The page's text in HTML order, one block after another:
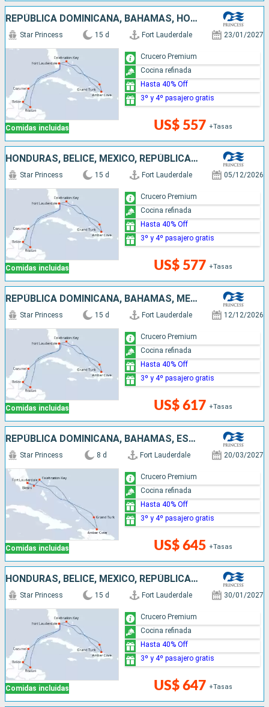
REPÚBLICA DOMINICANA, BAHAMAS, HONDURAS, BELICE, MÉXICO, ESTADOS UNIDOS
Comidas incluidas
Star Princess 15 d Fort Lauderdale 23/01/2027
US$ 557 +Tasas
Crucero Premium
Cocina refinada
Hasta 40% Off
3º y 4º pasajero gratis
HONDURAS, BELICE, MÉXICO, REPÚBLICA DOMINICANA, BAHAMAS, ESTADOS UNIDOS
Comidas incluidas
Star Princess 15 d Fort Lauderdale 05/12/2026
US$ 577 +Tasas
Crucero Premium
Cocina refinada
Hasta 40% Off
3º y 4º pasajero gratis
REPÚBLICA DOMINICANA, BAHAMAS, MÉXICO, BELICE, HONDURAS, ESTADOS UNIDOS
Comidas incluidas
Star Princess 15 d Fort Lauderdale 12/12/2026
US$ 617 +Tasas
Crucero Premium
Cocina refinada
Hasta 40% Off
3º y 4º pasajero gratis
REPÚBLICA DOMINICANA, BAHAMAS, ESTADOS UNIDOS
Comidas incluidas
Star Princess 8 d Fort Lauderdale 20/03/2027
US$ 645 +Tasas
Crucero Premium
Cocina refinada
Hasta 40% Off
3º y 4º pasajero gratis
HONDURAS, BELICE, MÉXICO, REPÚBLICA DOMINICANA, BAHAMAS, ESTADOS UNIDOS
Comidas incluidas
Star Princess 15 d Fort Lauderdale 30/01/2027
US$ 647 +Tasas
Crucero Premium
Cocina refinada
Hasta 40% Off
3º y 4º pasajero gratis